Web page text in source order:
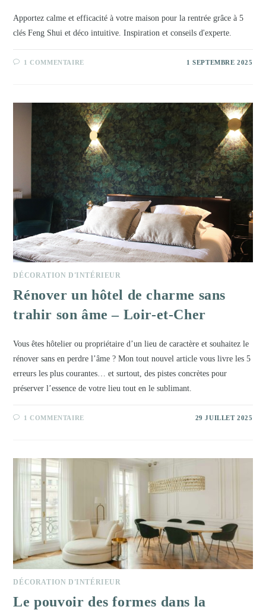
Apportez calme et efficacité à votre maison pour la rentrée grâce à 5
clés Feng Shui et déco intuitive. Inspiration et conseils d'experte.
1 COMMENTAIRE 1 SEPTEMBRE 2025
DÉCORATION D'INTÉRIEUR
Rénover un hôtel de charme sans
trahir son âme – Loir-et-Cher
Vous êtes hôtelier ou propriétaire d’un lieu de caractère et souhaitez le
rénover sans en perdre l’âme ? Mon tout nouvel article vous livre les 5
erreurs les plus courantes… et surtout, des pistes concrètes pour
préserver l’essence de votre lieu tout en le sublimant.
1 COMMENTAIRE 29 JUILLET 2025
DÉCORATION D'INTÉRIEUR
Le pouvoir des formes dans la